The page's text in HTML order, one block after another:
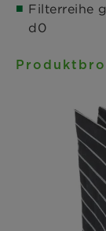
Filterreihe
d0